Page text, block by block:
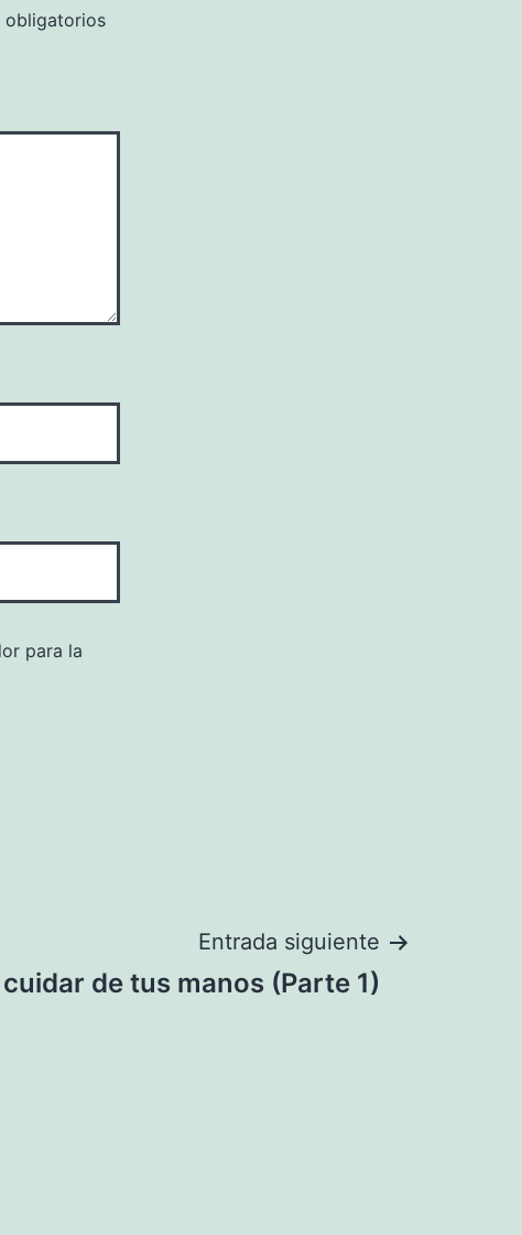
obligatorios
para la
Entrada siguiente
de tus manos (Parte 1)